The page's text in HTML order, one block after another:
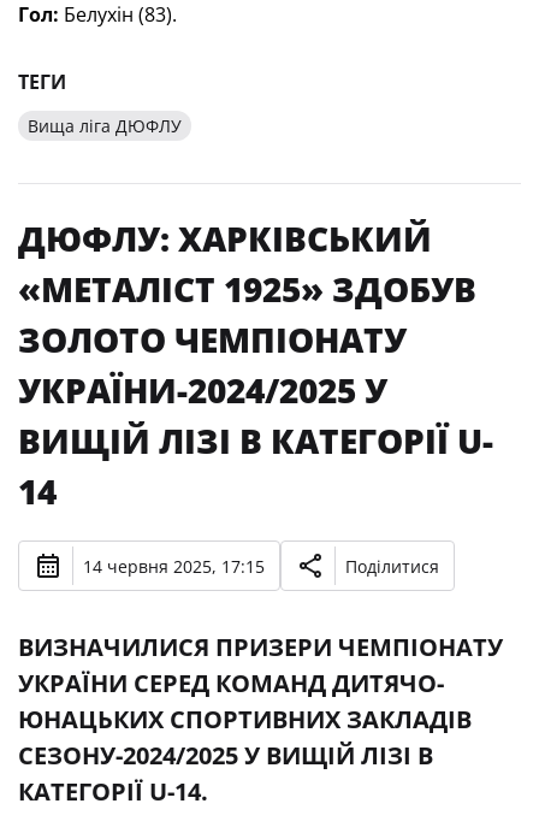
Гол: Белухін (83).
ТЕГИ
Вища ліга ДЮФЛУ
ДЮФЛУ: ХАРКІВСЬКИЙ
«МЕТАЛІСТ 1925» ЗДОБУВ
ЗОЛОТО ЧЕМПІОНАТУ
УКРАЇНИ-2024/2025 У
ВИЩІЙ ЛІЗІ В КАТЕГОРІЇ U-
14
14 червня 2025, 17:15 Поділитися
ВИЗНАЧИЛИСЯ ПРИЗЕРИ ЧЕМПІОНАТУ
УКРАЇНИ СЕРЕД КОМАНД ДИТЯЧО-
ЮНАЦЬКИХ СПОРТИВНИХ ЗАКЛАДІВ
СЕЗОНУ-2024/2025 У ВИЩІЙ ЛІЗІ В
КАТЕГОРІЇ U-14.